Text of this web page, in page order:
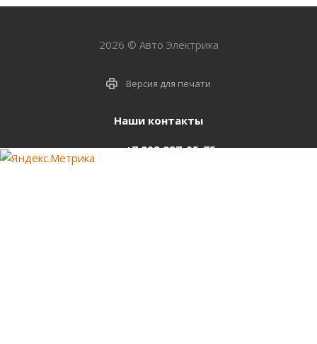
2026 © Авто Электрика
Версия для печати
Наши контакты
+7 903 937-05-75